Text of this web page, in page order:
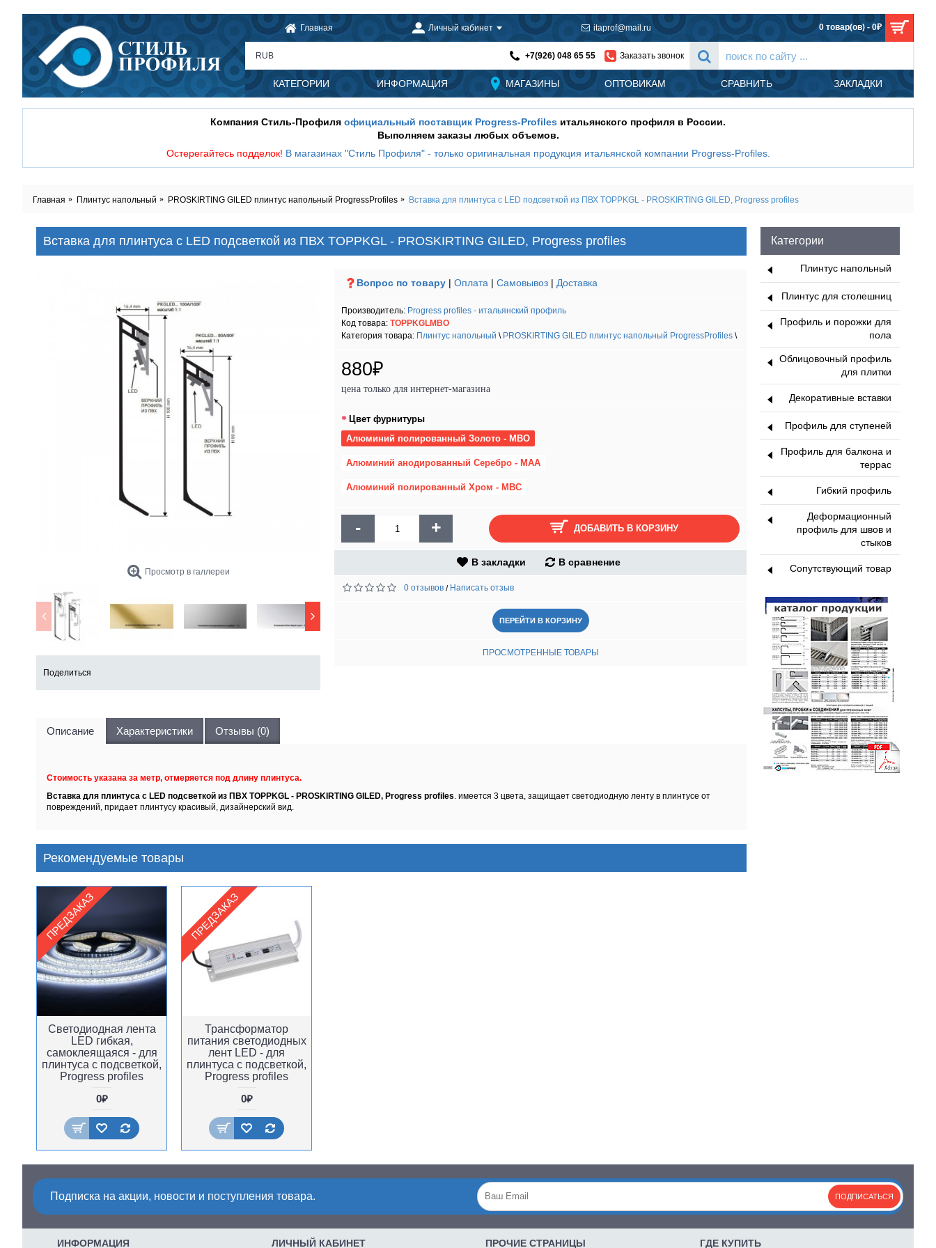
Главная Личный кабинет itaprof@mail.ru 0 товар(ов) - 0₽
RUB +7(926) 048 65 55 Заказать звонок
КАТЕГОРИИ ИНФОРМАЦИЯ МАГАЗИНЫ ОПТОВИКАМ СРАВНИТЬ ЗАКЛАДКИ
Компания Стиль-Профиля официальный поставщик Progress-Profiles итальянского профиля в России.
Выполняем заказы любых объемов.
Остерегайтесь подделок! В магазинах "Стиль Профиля" - только оригинальная продукция итальянской компании Progress-Profiles.
Главная Плинтус напольный PROSKIRTING GILED плинтус напольный ProgressProfiles Вставка для плинтуса с LED подсветкой из ПВХ TOPPKGL - PROSKIRTING GILED, Progress profiles
Категории
Плинтус напольный
Плинтус для столешниц
Профиль и порожки для
пола
Облицовочный профиль
для плитки
Декоративные вставки
Профиль для ступеней
Профиль для балкона и
террас
Гибкий профиль
Деформационный
профиль для швов и
стыков
Сопутствующий товар
Вставка для плинтуса с LED подсветкой из ПВХ TOPPKGL - PROSKIRTING GILED, Progress profiles
Просмотр в галлереи
Поделиться
Вопрос по товару | Оплата | Самовывоз | Доставка
Производитель: Progress profiles - итальянский профиль
Код товара: TOPPKGLMBO
Категория товара: Плинтус напольный \ PROSKIRTING GILED плинтус напольный ProgressProfiles \
880₽
цена только для интернет-магазина
Цвет фурнитуры
Алюминий полированный Золото - MBO
Алюминий анодированный Серебро - MAA
Алюминий полированный Хром - MBC
- + ДОБАВИТЬ В КОРЗИНУ
В закладки В сравнение
0 отзывов / Написать отзыв
ПЕРЕЙТИ В КОРЗИНУ
ПРОСМОТРЕННЫЕ ТОВАРЫ
Описание Характеристики Отзывы (0)
Стоимость указана за метр, отмеряется под длину плинтуса.
Вставка для плинтуса с LED подсветкой из ПВХ TOPPKGL - PROSKIRTING GILED, Progress profiles . имеется 3 цвета, защищает светодиодную ленту в плинтусе от
повреждений, придает плинтусу красивый, дизайнерский вид.
Рекомендуемые товары
ПРЕДЗАКАЗ
Светодиодная лента
LED гибкая,
самоклеящаяся - для
плинтуса с подсветкой,
Progress profiles
0₽
ПРЕДЗАКАЗ
Трансформатор
питания светодиодных
лент LED - для
плинтуса с подсветкой,
Progress profiles
0₽
Подписка на акции, новости и поступления товара. ПОДПИСАТЬСЯ
ИНФОРМАЦИЯ ЛИЧНЫЙ КАБИНЕТ ПРОЧИЕ СТРАНИЦЫ ГДЕ КУПИТЬ